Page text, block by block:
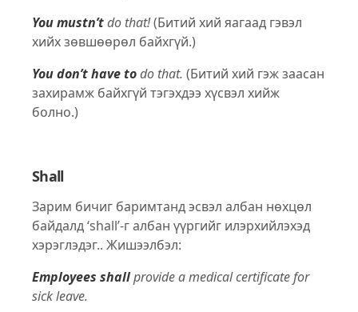
You mustn’tdo that!(Битий хий яагаад гэвэл
хийх зөвшөөрөл байхгүй.)
You don’t have todo that. (Битий хий гэж заасан
захирамж байхгүй тэгэхдээ хүсвэл хийж
болно.)
Shall
Зарим бичиг баримтанд эсвэл албан нөхцөл
байдалд ‘shall’-г албан үүргийг илэрхийлэхэд
хэрэглэдэг.. Жишээлбэл:
Employees shallprovide a medical certificate for
sick leave.